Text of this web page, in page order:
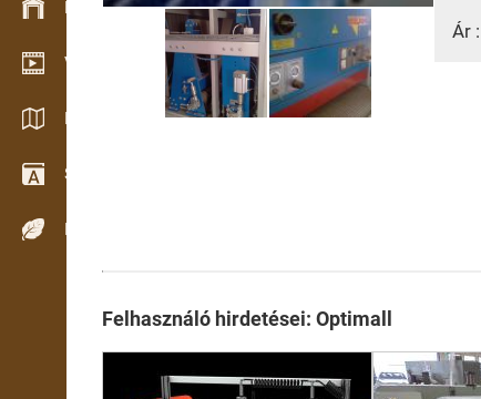
Készlet kezelés
Video bemutatóterem
Katalógusok / Prospektusok
Szótár
Fafajok
Ár :
Felhasználó hirdetései: Optimall